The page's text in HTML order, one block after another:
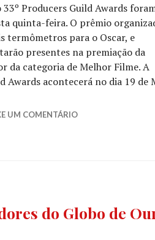
33º Producers Guild Awards
quinta-feira. O prêmio
termômetros para o Oscar, e
presentes na premiação da
da categoria de Melhor Filme. A
Awards acontecerá no dia 19 de
Guild Awards
UM COMENTÁRIO
do Globo de